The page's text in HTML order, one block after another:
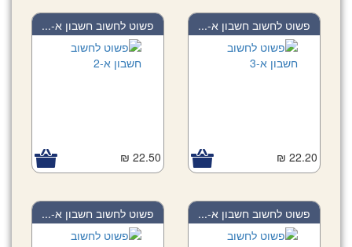
פשוט לחשוב חשבון א-...
22.20 ₪
פשוט לחשוב חשבון א-...
22.50 ₪
פשוט לחשוב חשבון א-... פשוט לחשוב חשבון א-...